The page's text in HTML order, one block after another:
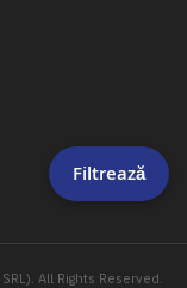
All Rights Reserved.
Filtrează